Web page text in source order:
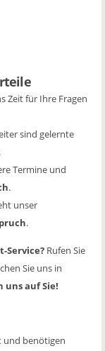
Zeit für Ihre Fragen
sind gelernte
Termine und
.
unser
.
Service? Rufen Sie
Sie uns in
uns auf Sie!
und benötigen